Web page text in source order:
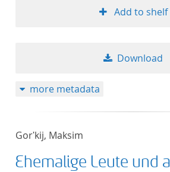
Add to shelf
Download
more metadata
Gorʹkij, Maksim
Ehemalige Leute und